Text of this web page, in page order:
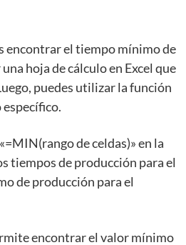
encontrar el tiempo mínimo de
hoja de cálculo en Excel que
puedes utilizar la función
de celdas)» en la
tiempos de producción para el
de producción para el
encontrar el valor mínimo